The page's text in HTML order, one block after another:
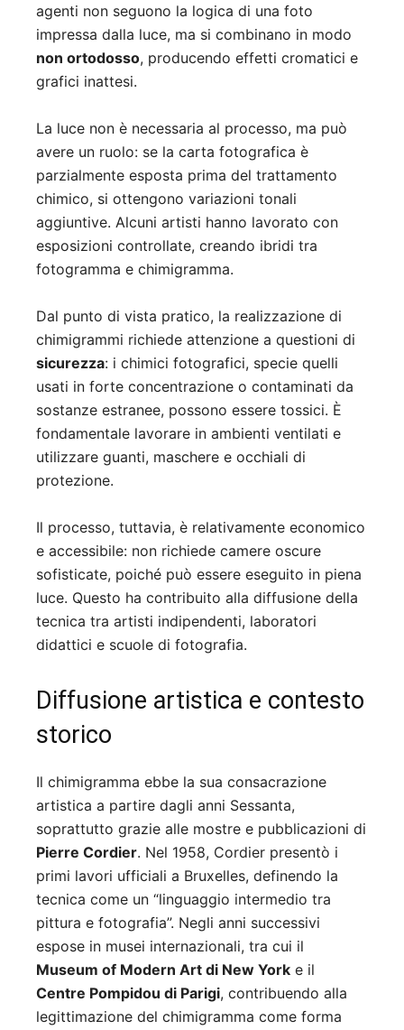
agenti non seguono la logica di una foto
impressa dalla luce, ma si combinano in modo
non ortodosso, producendo effetti cromatici e
grafici inattesi.
La luce non è necessaria al processo, ma può
avere un ruolo: se la carta fotografica è
parzialmente esposta prima del trattamento
chimico, si ottengono variazioni tonali
aggiuntive. Alcuni artisti hanno lavorato con
esposizioni controllate, creando ibridi tra
fotogramma e chimigramma.
Dal punto di vista pratico, la realizzazione di
chimigrammi richiede attenzione a questioni di
sicurezza: i chimici fotografici, specie quelli
usati in forte concentrazione o contaminati da
sostanze estranee, possono essere tossici. È
fondamentale lavorare in ambienti ventilati e
utilizzare guanti, maschere e occhiali di
protezione.
Il processo, tuttavia, è relativamente economico
e accessibile: non richiede camere oscure
sofisticate, poiché può essere eseguito in piena
luce. Questo ha contribuito alla diffusione della
tecnica tra artisti indipendenti, laboratori
didattici e scuole di fotografia.
Diffusione artistica e contesto
storico
Il chimigramma ebbe la sua consacrazione
artistica a partire dagli anni Sessanta,
soprattutto grazie alle mostre e pubblicazioni di
Pierre Cordier. Nel 1958, Cordier presentò i
primi lavori ufficiali a Bruxelles, definendo la
tecnica come un “linguaggio intermedio tra
pittura e fotografia”. Negli anni successivi
espose in musei internazionali, tra cui il
Museum of Modern Art di New York e il
Centre Pompidou di Parigi, contribuendo alla
legittimazione del chimigramma come forma